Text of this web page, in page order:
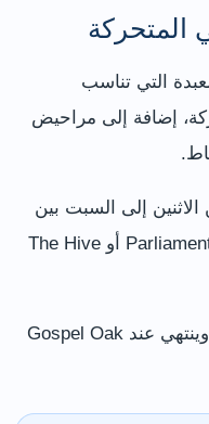
المتحركة
التي تناسب
إضافة إلى مراحيض
إلى السبت بين
9:30 صباحًا و5 مساءً من Parliament Hill Lido أو The Hive
يوجد أيضًا مسار وصول مقترح يبدأ وينتهي عند Gospel Oak